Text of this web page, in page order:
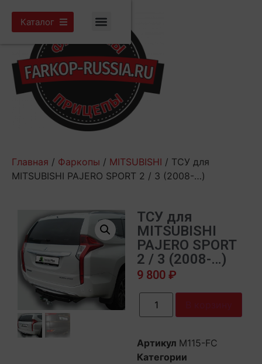
Каталог
Главная / Фаркопы / MITSUBISHI / ТСУ для
MITSUBISHI PAJERO SPORT 2 / 3 (2008-…)
ТСУ для
MITSUBISHI
PAJERO SPORT
2 / 3 (2008-…)
9 800 ₽
Артикул M115-FC
Категории